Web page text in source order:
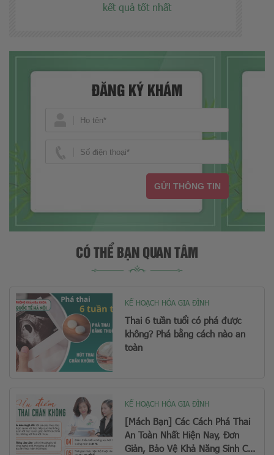
kết quả tốt nhất
ĐĂNG KÝ KHÁM
GỬI THÔNG TIN
CÓ THỂ BẠN QUAN TÂM
KẾ HOẠCH HÓA GIA ĐÌNH
Thai 6 tuần tuổi có phá được
không? Phá bằng cách nào an
toàn
KẾ HOẠCH HÓA GIA ĐÌNH
[Mách Bạn] Các Cách Phá Thai
An Toàn Nhất Hiện Nay, Đơn
Giản, Bảo Vệ Khả Năng Sinh Con